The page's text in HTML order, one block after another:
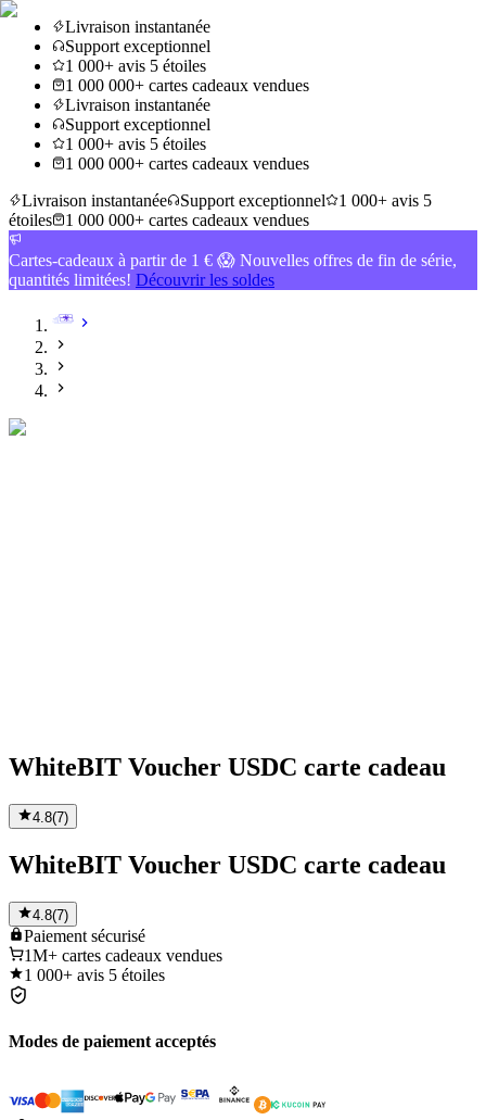
Livraison instantanée
Support exceptionnel
1 000+ avis 5 étoiles
1 000 000+ cartes cadeaux vendues
Livraison instantanée
Support exceptionnel
1 000+ avis 5 étoiles
1 000 000+ cartes cadeaux vendues
Livraison instantanée
Support exceptionnel
1 000+ avis 5
étoiles
1 000 000+ cartes cadeaux vendues
Cartes-cadeaux à partir de 1 € 😱 Nouvelles offres de fin de série,
quantités limitées! Découvrir les soldes
WhiteBIT Voucher USDC carte cadeau
4.8(7)
WhiteBIT Voucher USDC carte cadeau
4.8(7)
Paiement sécurisé
1M+ cartes cadeaux vendues
1 000+ avis 5 étoiles
Modes de paiement acceptés